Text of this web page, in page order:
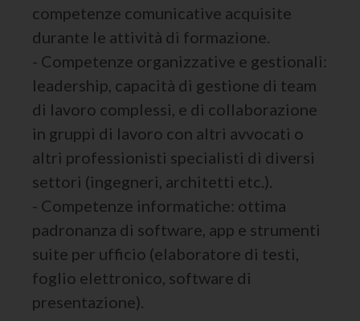
competenze comunicative acquisite
durante le attività di formazione.
- Competenze organizzative e gestionali:
leadership, capacità di gestione di team
di lavoro complessi, e di collaborazione
in gruppi di lavoro con altri avvocati o
altri professionisti specialisti di diversi
settori (ingegneri, architetti etc.).
- Competenze informatiche: ottima
padronanza di software, app e strumenti
suite per ufficio (elaboratore di testi,
foglio elettronico, software di
presentazione).